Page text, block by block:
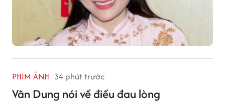
PHIM ẢNH 34 phút trước
Vân Dung nói về điều đau lòng